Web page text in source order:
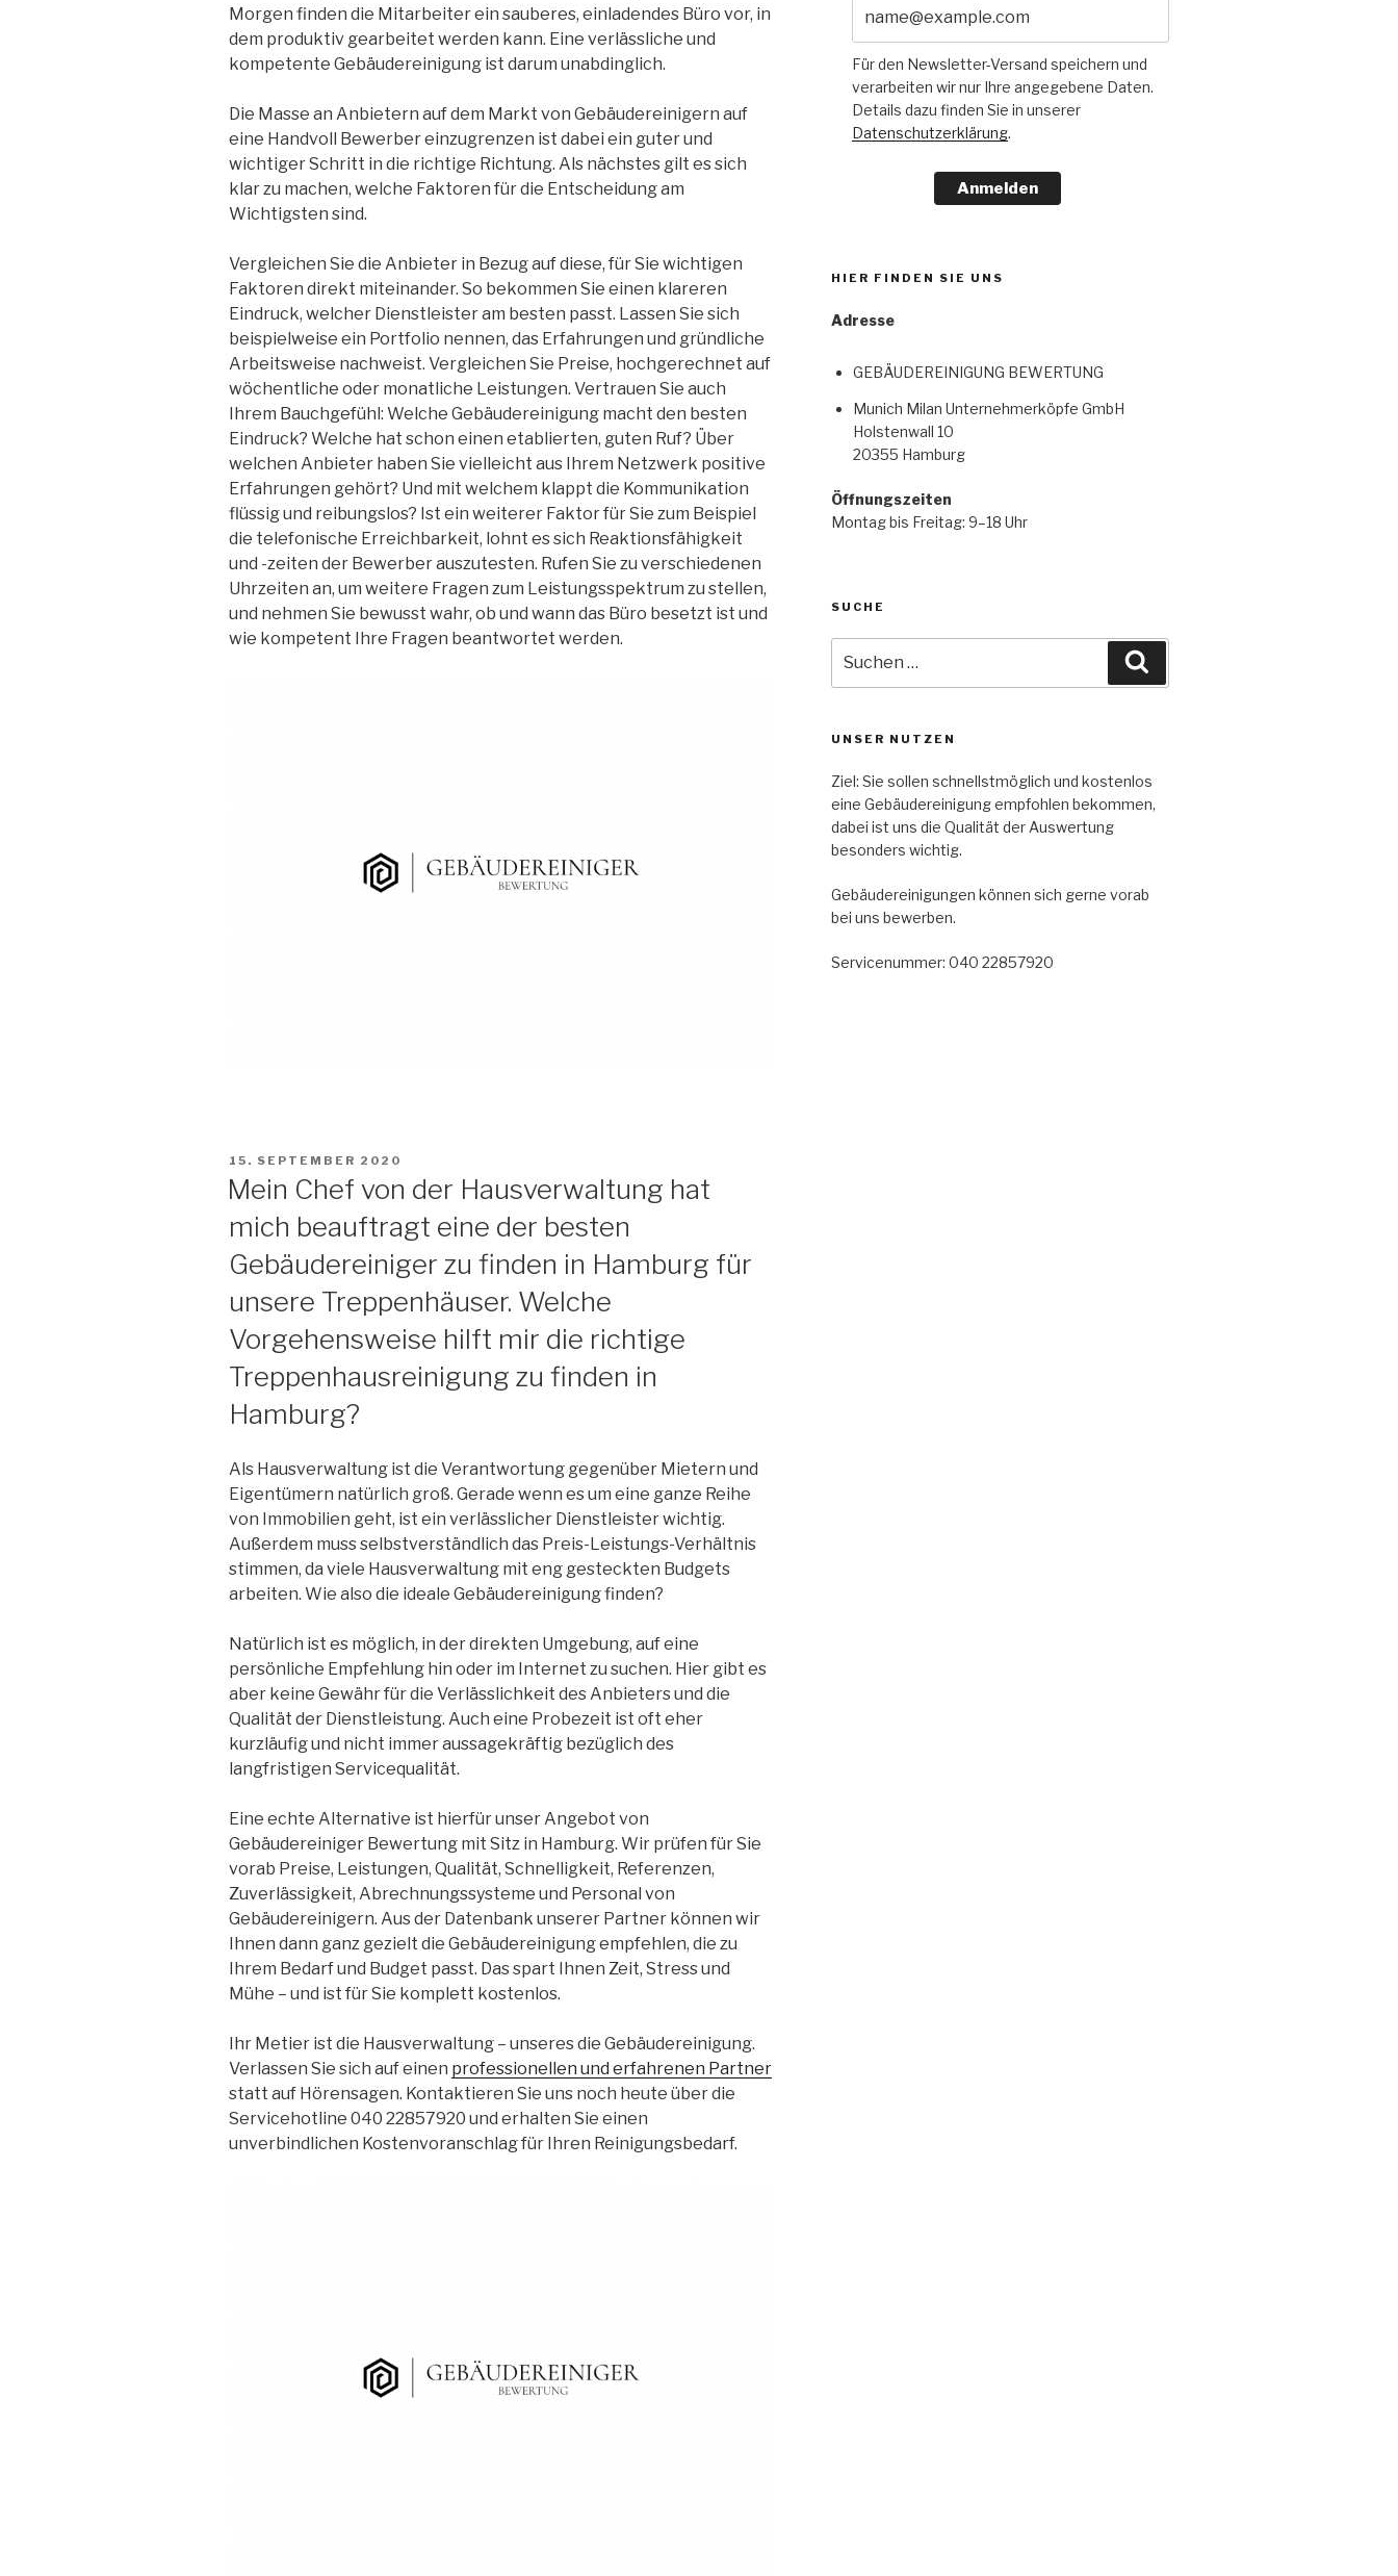
Morgen finden die Mitarbeiter ein sauberes, einladendes Büro vor, in
dem produktiv gearbeitet werden kann. Eine verlässliche und
kompetente Gebäudereinigung ist darum unabdinglich.
Die Masse an Anbietern auf dem Markt von Gebäudereinigern auf
eine Handvoll Bewerber einzugrenzen ist dabei ein guter und
wichtiger Schritt in die richtige Richtung. Als nächstes gilt es sich
klar zu machen, welche Faktoren für die Entscheidung am
Wichtigsten sind.
Vergleichen Sie die Anbieter in Bezug auf diese, für Sie wichtigen
Faktoren direkt miteinander. So bekommen Sie einen klareren
Eindruck, welcher Dienstleister am besten passt. Lassen Sie sich
beispielweise ein Portfolio nennen, das Erfahrungen und gründliche
Arbeitsweise nachweist. Vergleichen Sie Preise, hochgerechnet auf
wöchentliche oder monatliche Leistungen. Vertrauen Sie auch
Ihrem Bauchgefühl: Welche Gebäudereinigung macht den besten
Eindruck? Welche hat schon einen etablierten, guten Ruf? Über
welchen Anbieter haben Sie vielleicht aus Ihrem Netzwerk positive
Erfahrungen gehört? Und mit welchem klappt die Kommunikation
flüssig und reibungslos? Ist ein weiterer Faktor für Sie zum Beispiel
die telefonische Erreichbarkeit, lohnt es sich Reaktionsfähigkeit
und -zeiten der Bewerber auszutesten. Rufen Sie zu verschiedenen
Uhrzeiten an, um weitere Fragen zum Leistungsspektrum zu stellen,
und nehmen Sie bewusst wahr, ob und wann das Büro besetzt ist und
wie kompetent Ihre Fragen beantwortet werden.
15. SEPTEMBER 2020
Mein Chef von der Hausverwaltung hat
mich beauftragt eine der besten
Gebäudereiniger zu finden in Hamburg für
unsere Treppenhäuser. Welche
Vorgehensweise hilft mir die richtige
Treppenhausreinigung zu finden in
Hamburg?
Als Hausverwaltung ist die Verantwortung gegenüber Mietern und
Eigentümern natürlich groß. Gerade wenn es um eine ganze Reihe
von Immobilien geht, ist ein verlässlicher Dienstleister wichtig.
Außerdem muss selbstverständlich das Preis-Leistungs-Verhältnis
stimmen, da viele Hausverwaltung mit eng gesteckten Budgets
arbeiten. Wie also die ideale Gebäudereinigung finden?
Natürlich ist es möglich, in der direkten Umgebung, auf eine
persönliche Empfehlung hin oder im Internet zu suchen. Hier gibt es
aber keine Gewähr für die Verlässlichkeit des Anbieters und die
Qualität der Dienstleistung. Auch eine Probezeit ist oft eher
kurzläufig und nicht immer aussagekräftig bezüglich des
langfristigen Servicequalität.
Eine echte Alternative ist hierfür unser Angebot von
Gebäudereiniger Bewertung mit Sitz in Hamburg. Wir prüfen für Sie
vorab Preise, Leistungen, Qualität, Schnelligkeit, Referenzen,
Zuverlässigkeit, Abrechnungssysteme und Personal von
Gebäudereinigern. Aus der Datenbank unserer Partner können wir
Ihnen dann ganz gezielt die Gebäudereinigung empfehlen, die zu
Ihrem Bedarf und Budget passt. Das spart Ihnen Zeit, Stress und
Mühe – und ist für Sie komplett kostenlos.
Ihr Metier ist die Hausverwaltung – unseres die Gebäudereinigung.
Verlassen Sie sich auf einen professionellen und erfahrenen Partner
statt auf Hörensagen. Kontaktieren Sie uns noch heute über die
Servicehotline 040 22857920 und erhalten Sie einen
unverbindlichen Kostenvoranschlag für Ihren Reinigungsbedarf.
Für den Newsletter-Versand speichern und
verarbeiten wir nur Ihre angegebene Daten.
Details dazu finden Sie in unserer
Datenschutzerklärung.
Anmelden
HIER FINDEN SIE UNS
Adresse
GEBÄUDEREINIGUNG BEWERTUNG
Munich Milan Unternehmerköpfe GmbH
Holstenwall 10
20355 Hamburg
Öffnungszeiten
Montag bis Freitag: 9–18 Uhr
SUCHE
UNSER NUTZEN
Ziel: Sie sollen schnellstmöglich und kostenlos
eine Gebäudereinigung empfohlen bekommen,
dabei ist uns die Qualität der Auswertung
besonders wichtig.
Gebäudereinigungen können sich gerne vorab
bei uns bewerben.
Servicenummer: 040 22857920